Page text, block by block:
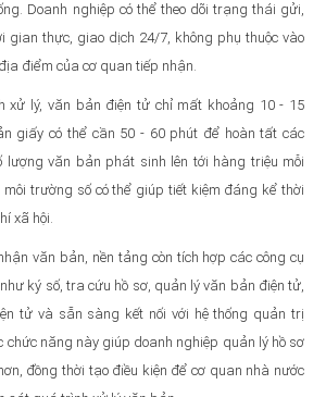
Doanh nghiệp có thể theo dõi trạng thái gửi,
gian thực, giao dịch 24/7, không phụ thuộc vào
điểm của cơ quan tiếp nhận.
xử lý, văn bản điện tử chỉ mất khoảng 10 - 15
giấy có thể cần 50 - 60 phút để hoàn tất các
lượng văn bản phát sinh lên tới hàng triệu mỗi
trường số có thể giúp tiết kiệm đáng kể thời
xã hội.
văn bản, nền tảng còn tích hợp các công cụ
ký số, tra cứu hồ sơ, quản lý văn bản điện tử,
tử và sẵn sàng kết nối với hệ thống quản trị
chức năng này giúp doanh nghiệp quản lý hồ sơ
đồng thời tạo điều kiện để cơ quan nhà nước